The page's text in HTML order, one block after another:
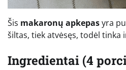
Šis makaronų apkepasyra
šiltas, tiek atvėsęs, todėl tinka
Ingredientai (4